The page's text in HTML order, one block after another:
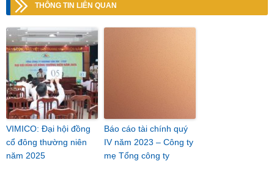
THÔNG TIN LIÊN QUAN
VIMICO: Đại hội đồng
cổ đông thường niên
năm 2025
Báo cáo tài chính quý
IV năm 2023 – Công ty
mẹ Tổng công ty